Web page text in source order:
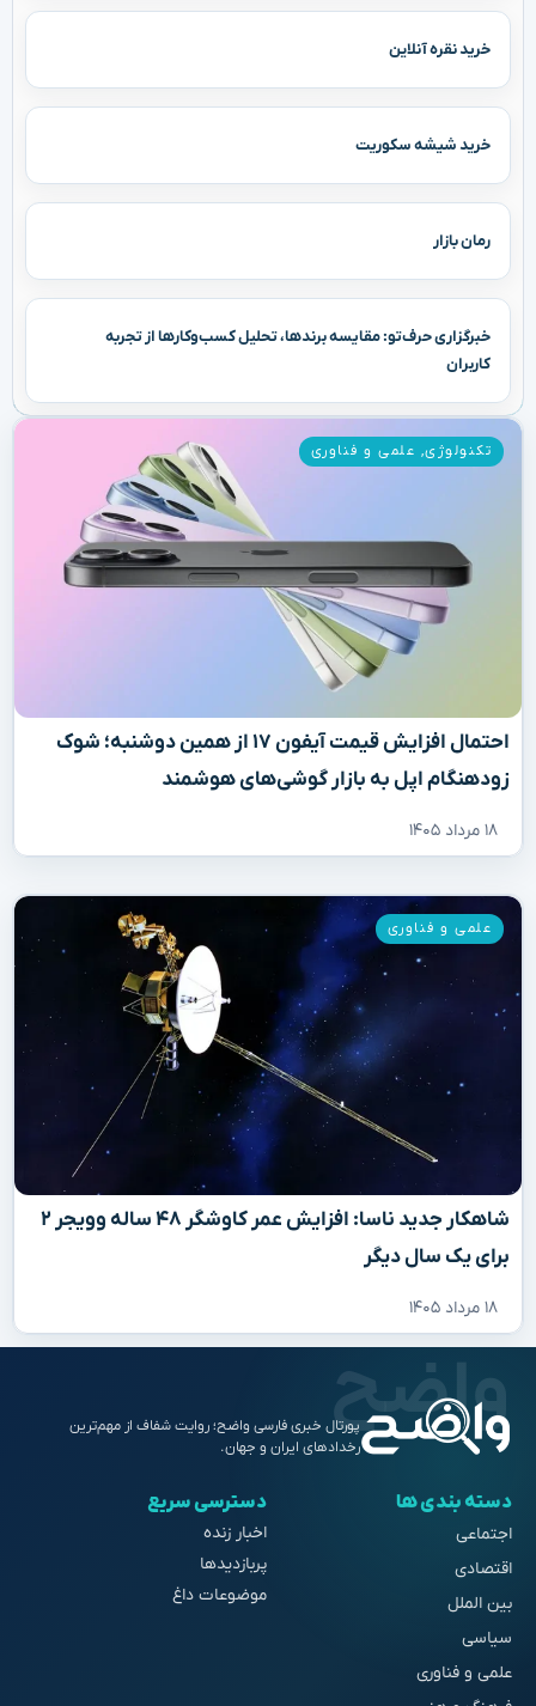
خرید نقره آنلاین
خرید شیشه سکوریت
رمان بازار
خبرگزاری حرف‌تو: مقایسه برندها، تحلیل کسب‌وکارها از تجربه
کاربران
احتمال افزایش قیمت آیفون ۱۷ از همین دوشنبه؛ شوک
زودهنگام اپل به بازار گوشی‌های هوشمند
۱۸ مرداد ۱۴۰۵
تکنولوژی, علمی و فناوری
شاهکار جدید ناسا: افزایش عمر کاوشگر ۴۸ ساله وویجر ۲
برای یک سال دیگر
۱۸ مرداد ۱۴۰۵
علمی و فناوری
پورتال خبری فارسی واضح؛ روایت شفاف از مهم‌ترین
رخدادهای ایران و جهان.
دسته بندی ها
اجتماعی
اقتصادی
بین الملل
سیاسی
علمی و فناوری
دسترسی سریع
اخبار زنده
پربازدیدها
موضوعات داغ